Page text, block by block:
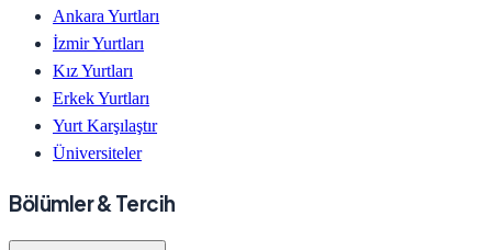
Ankara Yurtları
İzmir Yurtları
Kız Yurtları
Erkek Yurtları
Yurt Karşılaştır
Üniversiteler
Bölümler & Tercih